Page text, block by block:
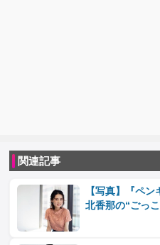
関連記事
【写真】『ペ
北香那の“ごっ